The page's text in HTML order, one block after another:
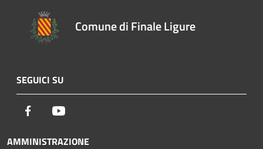
Comune di Finale Ligure
SEGUICI SU
Facebook
AMMINISTRAZIONE